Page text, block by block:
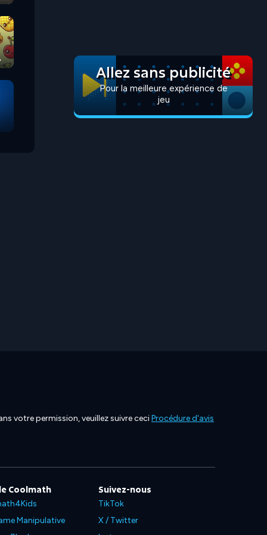
Allez sans publicité
Pour la meilleure expérience de
jeu
votre permission, veuillez suivre ceciProcédure d'avis
Coolmath
Manipulative
Suivez-nous
TikTok
X / Twitter